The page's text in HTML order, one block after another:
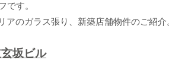
です。
アのガラス張り、新築店舗物件のご紹介
坂ビル